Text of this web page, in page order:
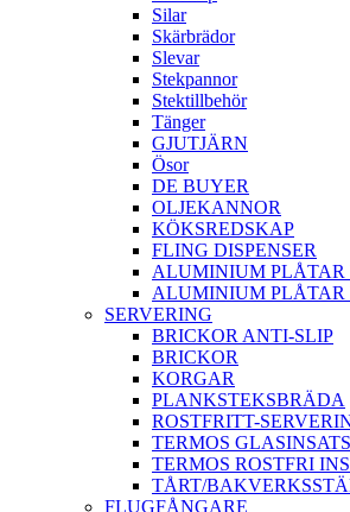
Silar
Skärbrädor
Slevar
Stekpannor
Stektillbehör
Tänger
GJUTJÄRN
Ösor
DE BUYER
OLJEKANNOR
KÖKSREDSKAP
FLING DISPENSER
ALUMINIUM PLÅTAR
ALUMINIUM PLÅTAR
SERVERING
BRICKOR ANTI-SLIP
BRICKOR
KORGAR
PLANKSTEKSBRÄDA
ROSTFRITT-
TERMOS GLASINSATS
TERMOS ROSTFRI
TÅRT/
FLUGFÅNGARE